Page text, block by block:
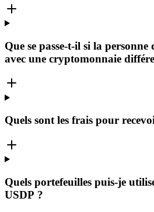
Que se passe-t-il si la personne
avec une cryptomonnaie
Quels sont les frais pour
Quels portefeuilles puis-je
USDP ?